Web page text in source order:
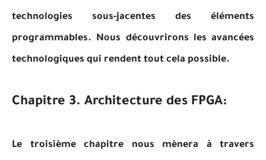
technologies sous-jacentes des éléments
programmables. Nous découvrirons les avancées
technologiques qui rendent tout cela possible.
Chapitre 3. Architecture des FPGA:
Le troisième chapitre nous mènera à travers